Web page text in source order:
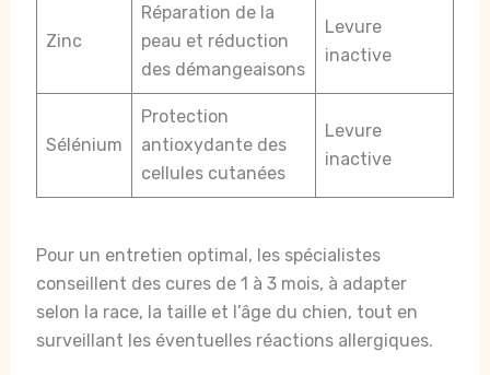
Zinc
Réparation de la
peau et réduction
des démangeaisons
Levure
inactive
Sélénium
Protection
antioxydante des
cellules cutanées
Levure
inactive
Pour un entretien optimal, les spécialistes
conseillent des cures de 1 à 3 mois, à adapter
selon la race, la taille et l’âge du chien, tout en
surveillant les éventuelles réactions allergiques.